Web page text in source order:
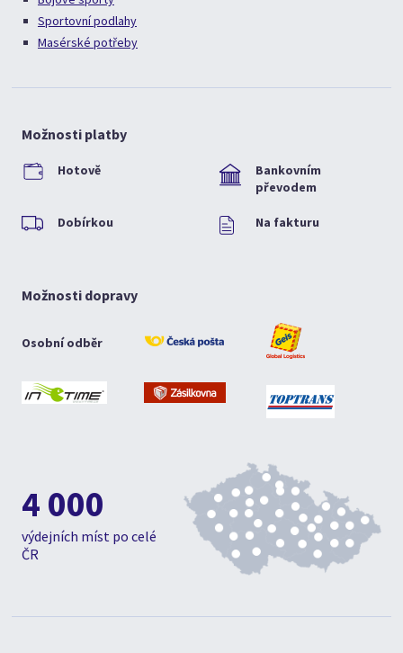
Sportovní podlahy
Masérské potřeby
Možnosti platby
Hotově
Bankovním
převodem
Dobírkou Na fakturu
Možnosti dopravy
Osobní odběr
4 000
výdejních míst po celé
ČR